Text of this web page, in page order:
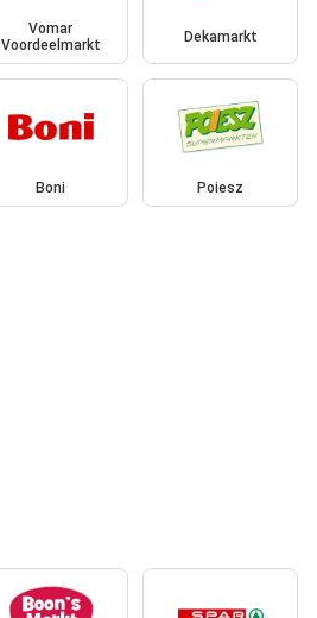
Vomar
Voordeelmarkt
Dekamarkt
Boni Poiesz